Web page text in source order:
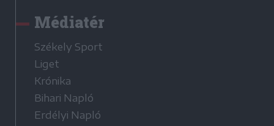
Médiatér
Székely Sport
Liget
Krónika
Bihari Napló
Erdélyi Napló